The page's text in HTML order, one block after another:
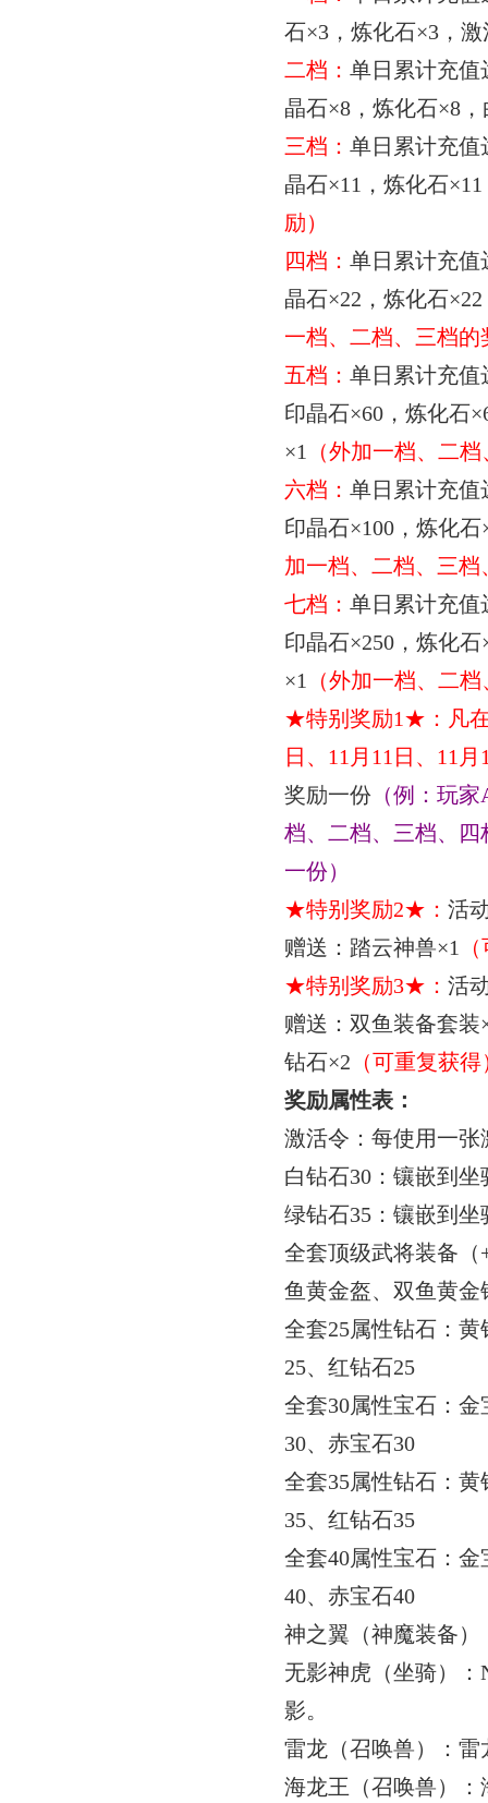
石×3 ，炼化石×3 ，
二档：单日累计充值
晶石×8 ，炼化石×8
三档：单日累计充值
晶石×11 ，炼化石×11
励）
四档：单日累计充值
晶石×22 ，炼化石×22
一档、二档、三档的
五档：单日累计充值
印晶石×60 ，炼化石×
×1
（外加一档、二
六档：单日累计充值
印晶石×100 ，炼化石
加一档、二档、三
七档：单日累计充值
印晶石×250 ，炼化石
×1
（外加一档、二
★特别奖励1★：凡
日、 11 月11 日、 11 月
奖励一份 （例：玩家
档、二档、三档、
一份）
★特别奖励2★：活
赠送：踏云神兽×1
★特别奖励3★：活
赠送： 双鱼装备套装
钻石×2 （可重复获得
奖励属性表：
激活令：每使用一
白钻石30 ：镶嵌到
绿钻石35 ：镶嵌到
全套顶级武将装备（
鱼黄金盔、双鱼黄
全套25属性钻石：黄
25、红钻石25
全套30属性宝石：金
30、赤宝石30
全套35属性钻石：黄
35、红钻石35
全套40属性宝石：金
40、赤宝石40
神之翼（神魔装备
无影神虎（坐骑）：
影。
雷龙（召唤兽）：
海龙王（召唤兽）